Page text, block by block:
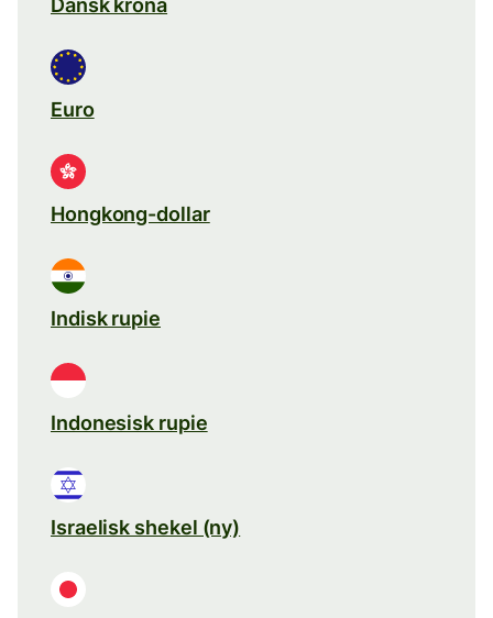
Dansk krona
Euro
Hongkong-dollar
Indisk rupie
Indonesisk rupie
Israelisk shekel (ny)